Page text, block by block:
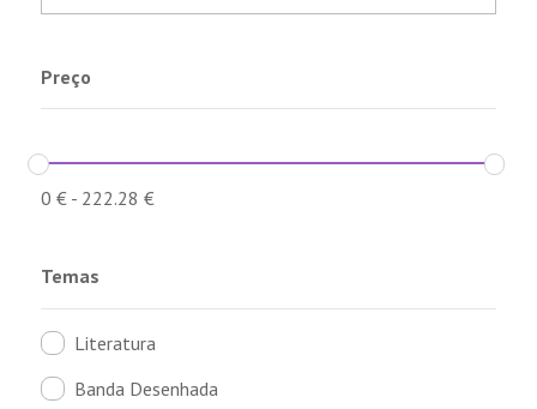
Preço
0 €- 222.28 €
Temas
Literatura
Banda Desenhada